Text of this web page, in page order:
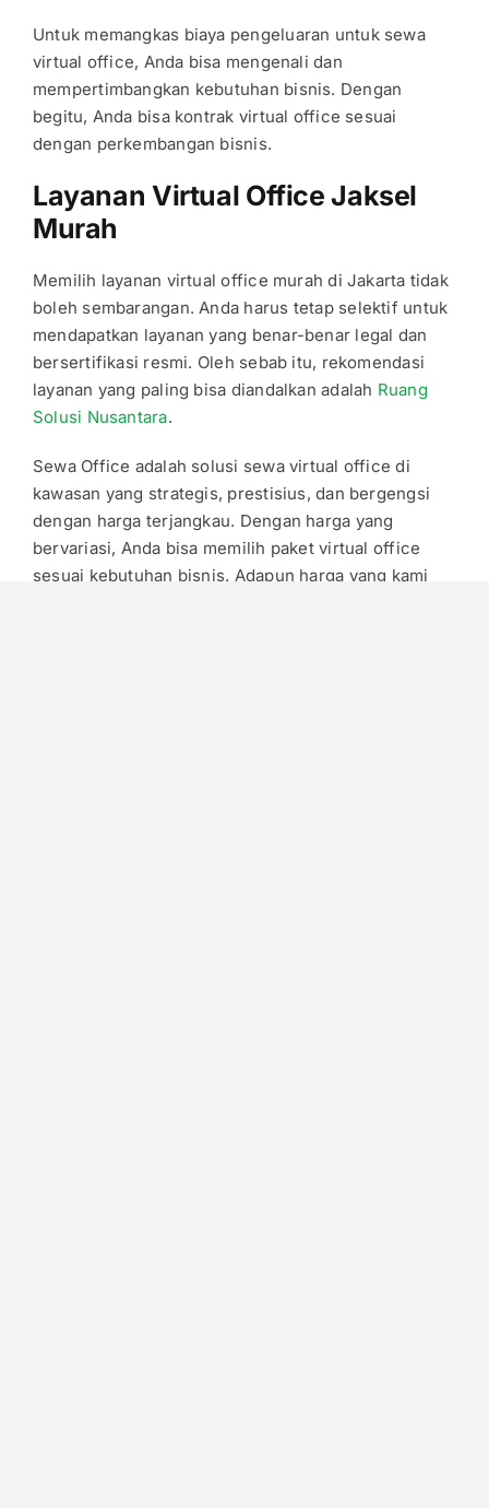
Untuk memangkas biaya pengeluaran untuk sewa
virtual office, Anda bisa mengenali dan
mempertimbangkan kebutuhan bisnis. Dengan
begitu, Anda bisa kontrak virtual office sesuai
dengan perkembangan bisnis.
Layanan Virtual Office Jaksel
Murah
Memilih layanan virtual office murah di Jakarta tidak
boleh sembarangan. Anda harus tetap selektif untuk
mendapatkan layanan yang benar-benar legal dan
bersertifikasi resmi. Oleh sebab itu, rekomendasi
layanan yang paling bisa diandalkan adalah Ruang
Solusi Nusantara.
Sewa Office adalah solusi sewa virtual office di
kawasan yang strategis, prestisius, dan bergengsi
dengan harga terjangkau. Dengan harga yang
bervariasi, Anda bisa memilih paket virtual office
sesuai kebutuhan bisnis. Adapun harga yang kami